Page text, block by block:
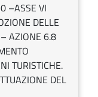
–ASSE VI
DELLE
– AZIONE 6.8
TURISTICHE.
DEL